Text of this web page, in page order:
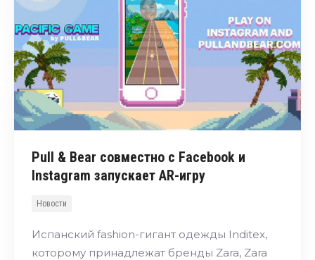
Pull & Bear совместно с Facebook и
Instagram запускает AR-игру
Новости
Испанский fashion-гигант одежды Inditex,
которому принадлежат бренды Zara, Zara